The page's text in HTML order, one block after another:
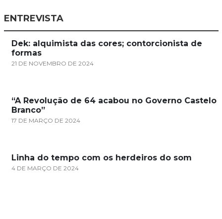
ENTREVISTA
Dek: alquimista das cores; contorcionista de
formas
21 DE NOVEMBRO DE 2024
“A Revolução de 64 acabou no Governo Castelo
Branco”
17 DE MARÇO DE 2024
Linha do tempo com os herdeiros do som
4 DE MARÇO DE 2024